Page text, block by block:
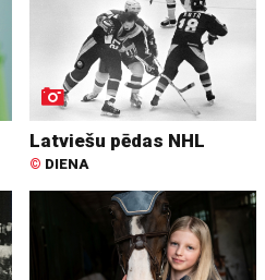
Latviešu pēdas NHL
© DIENA